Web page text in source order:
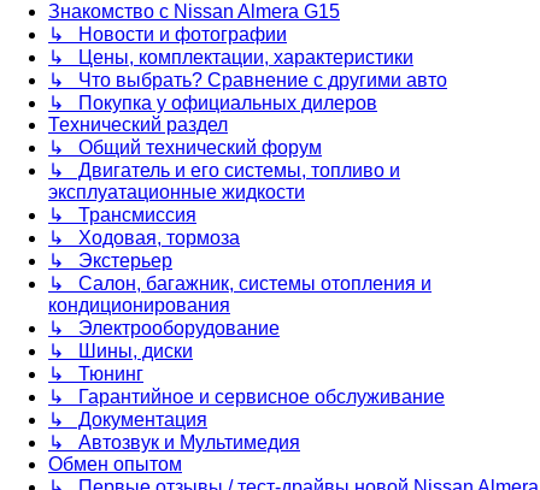
Знакомство с Nissan Almera G15
↳ Новости и фотографии
↳ Цены, комплектации, характеристики
↳ Что выбрать? Сравнение с другими авто
↳ Покупка у официальных дилеров
Технический раздел
↳ Общий технический форум
↳ Двигатель и его системы, топливо и
эксплуатационные жидкости
↳ Трансмиссия
↳ Ходовая, тормоза
↳ Экстерьер
↳ Салон, багажник, системы отопления и
кондиционирования
↳ Электрооборудование
↳ Шины, диски
↳ Тюнинг
↳ Гарантийное и сервисное обслуживание
↳ Документация
↳ Автозвук и Мультимедия
Обмен опытом